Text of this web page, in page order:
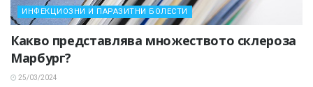
ИНФЕКЦИОЗНИ И ПАРАЗИТНИ БОЛЕСТИ
Какво представлява множеството склероза
Марбург?
25/03/2024